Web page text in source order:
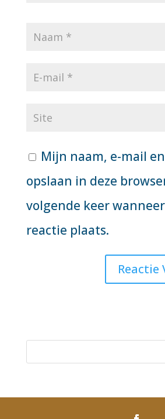
Mijn naam, e-mail
opslaan in deze
volgende keer
reactie plaats.